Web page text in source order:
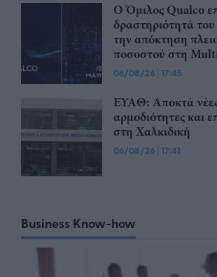
Ο Όμιλος Qualco
δραστηριότητά
την απόκτηση
ποσοστού στη
06/08/26 | 17:45
ΕΥΑΘ: Αποκτά
αρμοδιότητες και
στη Χαλκιδική
06/08/26 | 17:41
Business Know-how